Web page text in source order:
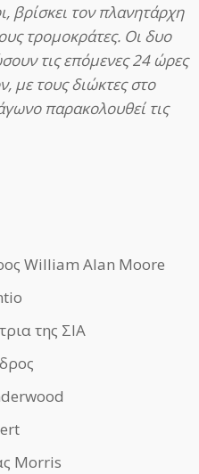
βρίσκει τον πλανητάρχη
τρομοκράτες. Οι δυο
τις επόμενες 24 ώρες
με τους διώκτες στο
παρακολουθεί τις
William Alan Moore
της ΣΙΑ
Morris